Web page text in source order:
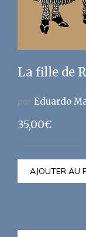
La fille de
par Eduardo
35,00€
AJOUTER AU